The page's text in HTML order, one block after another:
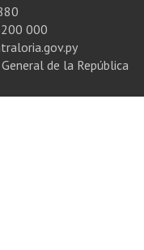
000
de la República